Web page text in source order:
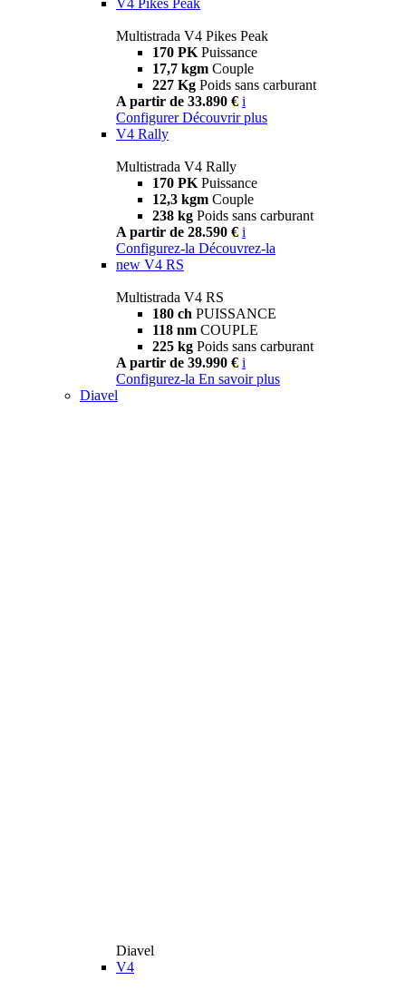
Multistrada V4 Pikes Peak
170 PK Puissance
17,7 kgm Couple
227 Kg Poids sans carburant
A partir de 33.890 € i
Configurer Découvrir plus
V4 Rally
Multistrada V4 Rally
170 PK Puissance
12,3 kgm Couple
238 kg Poids sans carburant
A partir de 28.590 € i
Configurez-la Découvrez-la
new V4 RS
Multistrada V4 RS
180 ch PUISSANCE
118 nm COUPLE
225 kg Poids sans carburant
A partir de 39.990 € i
Configurez-la En savoir plus
Diavel
Diavel
V4